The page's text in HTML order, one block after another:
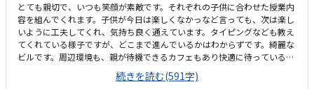
とても親切で、いつも笑顔が素敵です。それぞれの子供に合わせた授業内
容を組んでくれます。子供が今日は楽しくなかっなど言っても、次は楽し
いように工夫してくれ、気持ち良く通えています。タイピングなども教え
てくれている様子ですが、どこまで進んでいるかはわからずです。綺麗な
ビルです。周辺環境も、親が待機できるカフェもあり快適に待っている事
が出来ます。立地はかなり良いです。教室に着くと、いつも明るい笑顔で
迎えてくれて、雰囲気もとても良いです。教室のパソコン椅子なども問題
続きを読む(591字)